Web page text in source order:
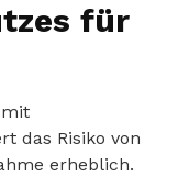
für
mit
das Risiko von
erheblich.